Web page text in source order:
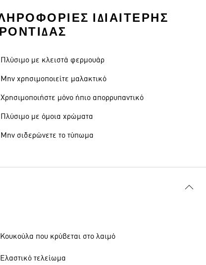
ΙΔΙΑΊΤΕΡΗΣ
Πλύσιμο με κλειστά φερμουάρ
Μην χρησιμοποιείτε μαλακτικό
Χρησιμοποιήστε μόνο ήπιο απορρυπαντικό
Πλύσιμο με όμοια χρώματα
Μην σιδερώνετε το τύπωμα
Κουκούλα που κρύβεται στο λαιμό
Ελαστικό τελείωμα